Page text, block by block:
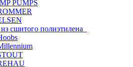
PUMPS
сшитого полиэтилена